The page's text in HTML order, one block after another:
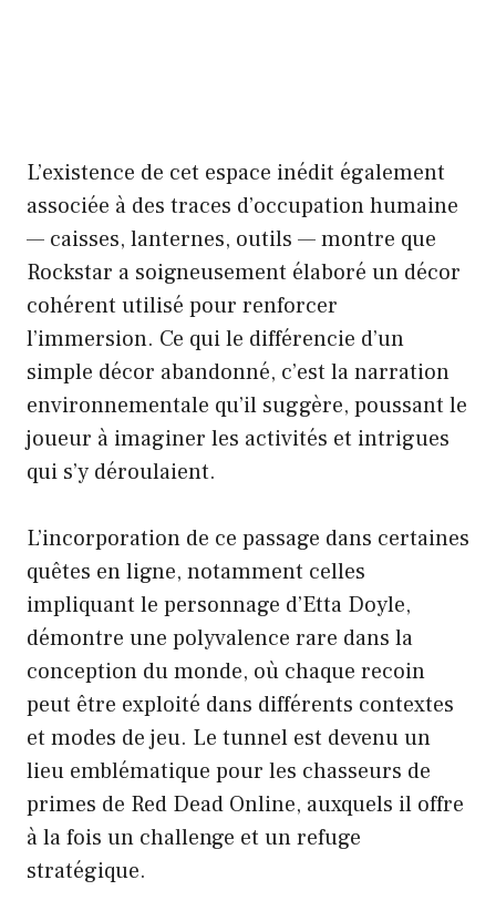
L’existence de cet espace inédit également
associée à des traces d’occupation humaine
— caisses, lanternes, outils — montre que
Rockstar a soigneusement élaboré un décor
cohérent utilisé pour renforcer
l’immersion. Ce qui le différencie d’un
simple décor abandonné, c’est la narration
environnementale qu’il suggère, poussant le
joueur à imaginer les activités et intrigues
qui s’y déroulaient.
L’incorporation de ce passage dans certaines
quêtes en ligne, notamment celles
impliquant le personnage d’Etta Doyle,
démontre une polyvalence rare dans la
conception du monde, où chaque recoin
peut être exploité dans différents contextes
et modes de jeu. Le tunnel est devenu un
lieu emblématique pour les chasseurs de
primes de Red Dead Online, auxquels il offre
à la fois un challenge et un refuge
stratégique.